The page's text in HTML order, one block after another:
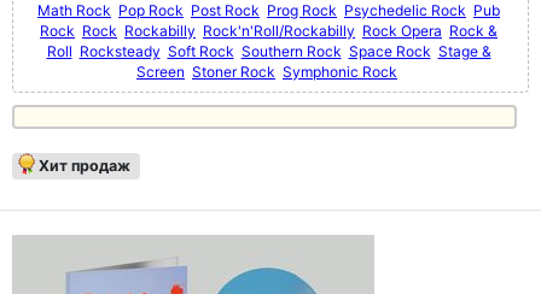
Math Rock Pop Rock Post Rock Prog Rock Psychedelic Rock Pub
Rock Rock Rockabilly Rock'n'Roll/Rockabilly Rock Opera Rock &
Roll Rocksteady Soft Rock Southern Rock Space Rock Stage &
Screen Stoner Rock Symphonic Rock
Хит продаж